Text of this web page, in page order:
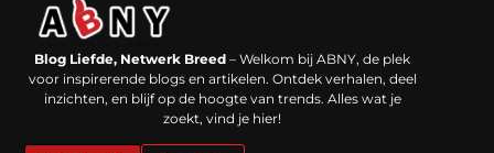
Blog Liefde, Netwerk Breed – Welkom bij ABNY, de plek
voor inspirerende blogs en artikelen. Ontdek verhalen, deel
inzichten, en blijf op de hoogte van trends. Alles wat je
zoekt, vind je hier!